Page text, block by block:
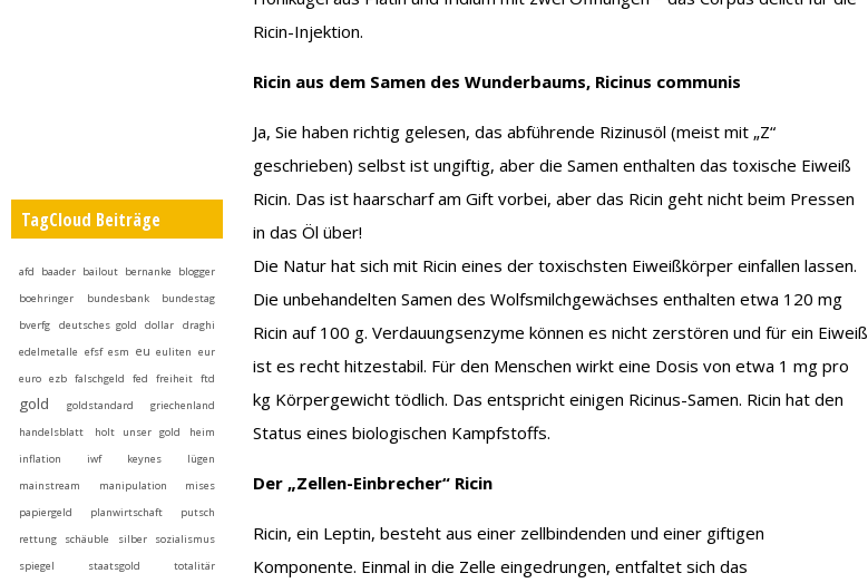
TagCloud Beiträge
afd baader bailout bernanke
blogger
boehringer
bundesbank
bundestag
bverfg
deutsches gold dollar
draghi
edelmetalle efsf esm eu euliten eur
euro ezb falschgeld fed freiheit ftd
gold goldstandard
griechenland
handelsblatt
holt unser gold heim
inflation
iwf keynes
lügen
mainstream
manipulation
mises
papiergeld
planwirtschaft
putsch
rettung
schäuble silber
sozialismus
spiegel
staatsgold
totalitär
Ricin-Injektion.
Ricin aus dem Samen des Wunderbaums, Ricinus communis
Ja, Sie haben richtig gelesen, das abführende Rizinusöl (meist mit „Z“
geschrieben) selbst ist ungiftig, aber die Samen enthalten das toxische Eiweiß
Ricin. Das ist haarscharf am Gift vorbei, aber das Ricin geht nicht beim Pressen
in das Öl über!
Die Natur hat sich mit Ricin eines der toxischsten Eiweißkörper einfallen lassen.
Die unbehandelten Samen des Wolfsmilchgewächses enthalten etwa 120 mg
Ricin auf 100 g. Verdauungsenzyme können es nicht zerstören und für ein Eiweiß
ist es recht hitzestabil. Für den Menschen wirkt eine Dosis von etwa 1 mg pro
kg Körpergewicht tödlich. Das entspricht einigen Ricinus-Samen. Ricin hat den
Status eines biologischen Kampfstoffs.
Der „Zellen-Einbrecher“ Ricin
Ricin, ein Leptin, besteht aus einer zellbindenden und einer giftigen
Komponente. Einmal in die Zelle eingedrungen, entfaltet sich das